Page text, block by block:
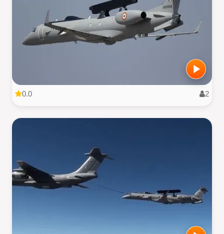
0.0 2